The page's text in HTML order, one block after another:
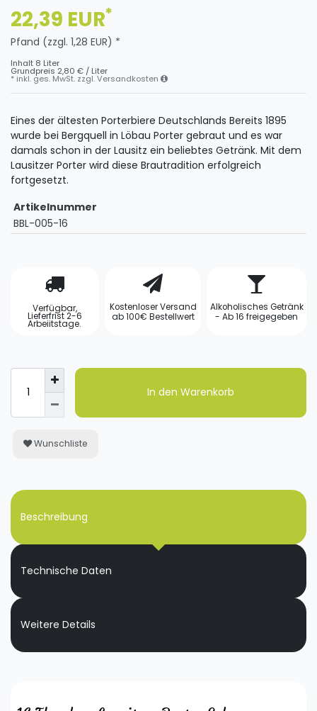
22,39 EUR*
Pfand (zzgl. 1,28 EUR) *
Inhalt 8 Liter
Grundpreis 2,80 € / Liter
* inkl. ges. MwSt. zzgl.Versandkosten
Eines der ältesten Porterbiere Deutschlands Bereits 1895
wurde bei Bergquell in Löbau Porter gebraut und es war
damals schon in der Lausitz ein beliebtes Getränk. Mit dem
Lausitzer Porter wird diese Brautradition erfolgreich
fortgesetzt.
Artikelnummer
BBL-005-16
Verfügbar,
Lieferfrist 2-6
Arbeiitstage.
Kostenloser Versand
ab 100€ Bestellwert
Alkoholisches Getränk
- Ab 16 freigegeben
In den Warenkorb
Wunschliste
Beschreibung
Technische Daten
Weitere Details